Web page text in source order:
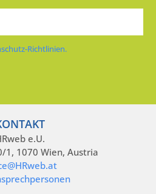
Richtlinien.
e.U.
1, 1070 Wien, Austria